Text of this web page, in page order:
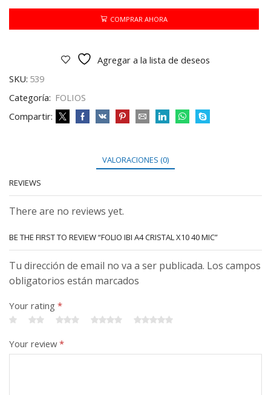
CRISTAL
40
COMPRAR AHORA
Agregar a la lista de deseos
SKU: 539
Categoría: FOLIOS
Compartir:
VALORACIONES (0)
REVIEWS
There are no reviews yet.
BE THE FIRST TO REVIEW “FOLIO IBI A4 CRISTAL X10 40 MIC”
Tu dirección de email no va a ser publicada. Los campos
obligatorios están marcados
Your rating *
Your review*